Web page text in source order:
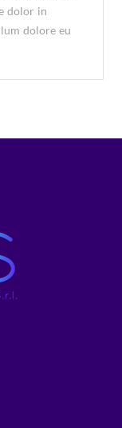
dolor in
dolore eu